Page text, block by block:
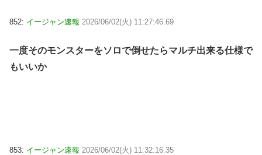
852: イージャン速報 2026/06/02(火) 11:27:46.69
一度そのモンスターをソロで倒せたらマルチ出来る仕様で
もいいか
853: イージャン速報 2026/06/02(火) 11:32:16.35